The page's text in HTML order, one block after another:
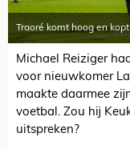
Traoré komt hoog en
Michael Reiziger
voor nieuwkomer
maakte daarmee
voetbal. Zou hij
uitspreken?